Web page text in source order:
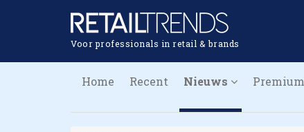
Voor professionals in retail & brands
Home Recent Nieuws Premium